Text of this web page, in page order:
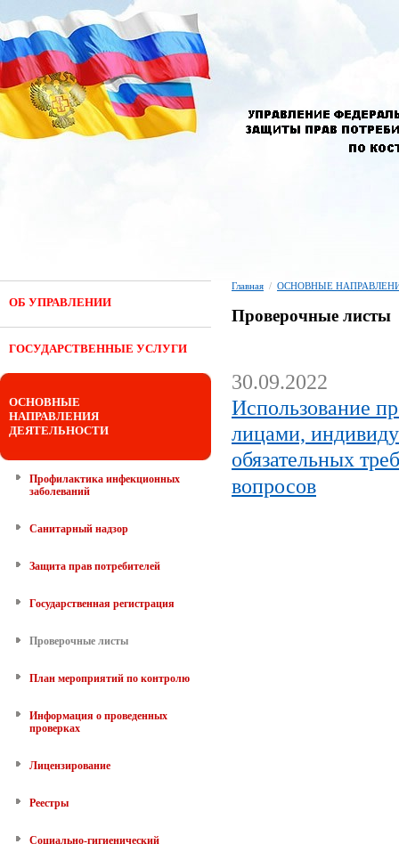
ОБ УПРАВЛЕНИИ
ГОСУДАРСТВЕННЫЕ УСЛУГИ
ОСНОВНЫЕ
НАПРАВЛЕНИЯ
ДЕЯТЕЛЬНОСТИ
Профилактика инфекционных
заболеваний
Санитарный надзор
Защита прав потребителей
Государственная регистрация
Проверочные листы
План мероприятий по контролю
Информация о проведенных
проверках
Лицензирование
Реестры
Социально-гигиенический
Главная / ОСНОВНЫЕ
Проверочные листы
30.09.2022
Использование
лицами,
обязательных
вопросов